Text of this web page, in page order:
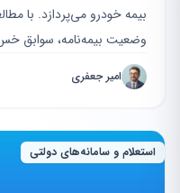
بیمه خودرو می‌پردازد. با
وضعیت بیمه‌نامه، سوابق
امیر جعفری
استعلام و سامانه‌های دولتی